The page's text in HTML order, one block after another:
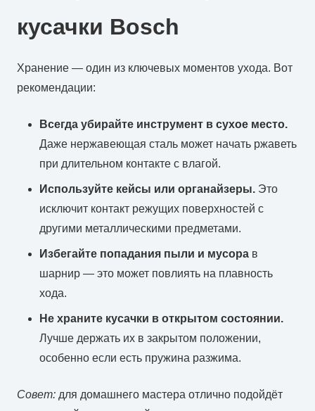
кусачки Bosch
Хранение — один из ключевых моментов ухода. Вот
рекомендации:
Всегда убирайте инструмент в сухое место.
Даже нержавеющая сталь может начать ржаветь
при длительном контакте с влагой.
Используйте кейсы или органайзеры. Это
исключит контакт режущих поверхностей с
другими металлическими предметами.
Избегайте попадания пыли и мусора в
шарнир — это может повлиять на плавность
хода.
Не храните кусачки в открытом состоянии.
Лучше держать их в закрытом положении,
особенно если есть пружина разжима.
Совет: для домашнего мастера отлично подойдёт